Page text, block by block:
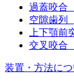
過蓋咬合
空隙歯列
上下顎前
交叉咬合
装置・方法につ